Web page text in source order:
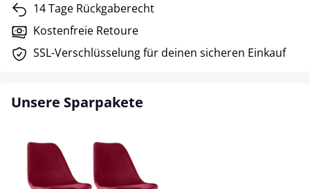
14 Tage Rückgaberecht
Kostenfreie Retoure
SSL-Verschlüsselung für deinen sicheren Einkauf
Unsere Sparpakete